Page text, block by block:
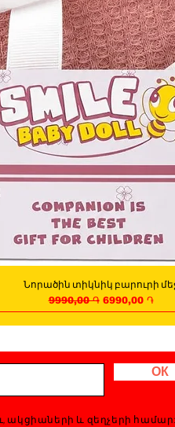
Quick View
Նորածին տիկնիկ բարուրի
Regular Price
9990,00 ֏ Sale Price
6990,00 ֏
ОК
ակցիաների և զեղչերի